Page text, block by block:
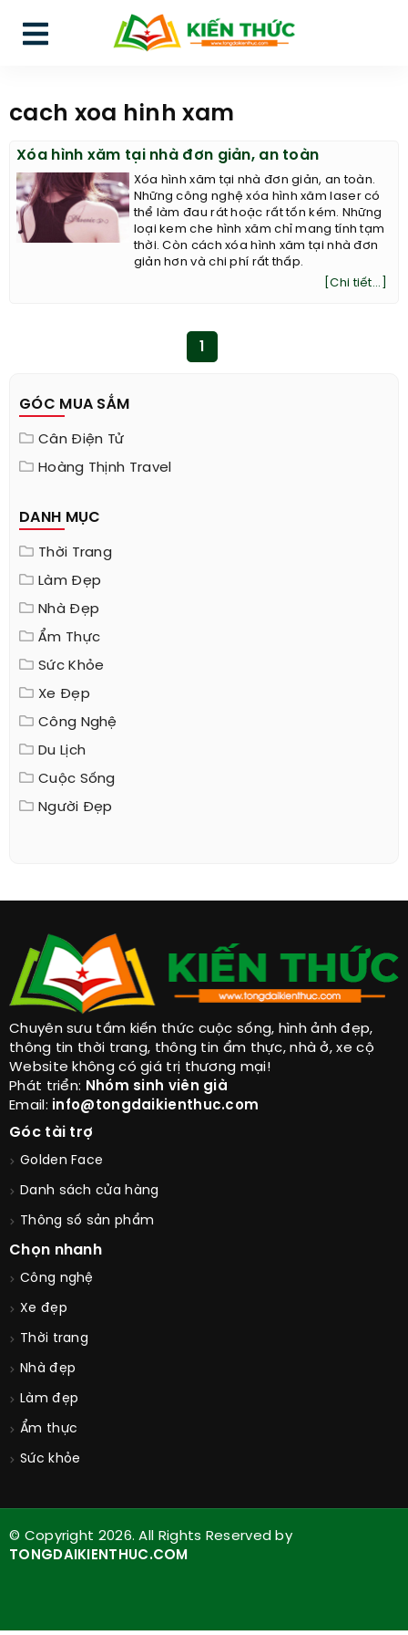
cach xoa hinh xam
Xóa hình xăm tại nhà đơn giản, an toàn
Xóa hình xăm tại nhà đơn giản, an toàn.
Những công nghệ xóa hình xăm laser có
thể làm đau rát hoặc rất tốn kém. Những
loại kem che hình xăm chỉ mang tính tạm
thời. Còn cách xóa hình xăm tại nhà đơn
giản hơn và chi phí rất thấp.
[Chi tiết...]
GÓC MUA SẮM
Cân Điện Tử
Hoàng Thịnh Travel
DANH MỤC
Thời Trang
Làm Đẹp
Nhà Đẹp
Ẩm Thực
Sức Khỏe
Xe Đẹp
Công Nghệ
Du Lịch
Cuộc Sống
Người Đẹp
Chuyên sưu tầm kiến thức cuộc sống, hình ảnh đẹp,
thông tin thời trang, thông tin ẩm thực, nhà ở, xe cộ
Website không có giá trị thương mại!
Phát triển: Nhóm sinh viên già
Email: info@tongdaikienthuc.com
Góc tài trợ
Golden Face
Danh sách cửa hàng
Thông số sản phẩm
Chọn nhanh
Công nghệ
Xe đẹp
Thời trang
Nhà đẹp
Làm đẹp
Ẩm thực
Sức khỏe
© Copyright 2026. All Rights Reserved by
TONGDAIKIENTHUC.COM